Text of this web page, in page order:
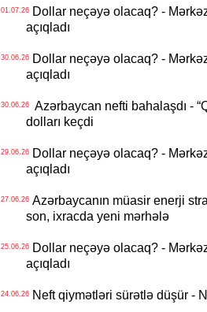
01.07.26Dollar neçəyə olacaq? -
açıqladı
30.06.26Dollar neçəyə olacaq? -
açıqladı
30.06.26Azərbaycan nefti bahalaşdı -
dolları keçdi
29.06.26Dollar neçəyə olacaq? -
açıqladı
27.06.26Azərbaycanın müasir enerji
son, ixracda yeni mərhələ
25.06.26Dollar neçəyə olacaq? -
açıqladı
24.06.26Neft qiymətləri sürətlə düşür -